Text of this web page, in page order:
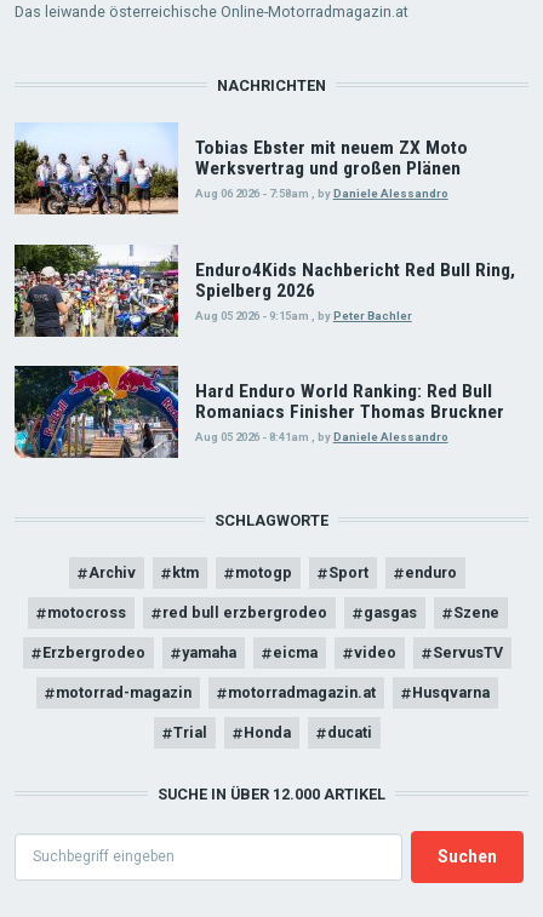
Das leiwande österreichische Online-Motorradmagazin.at
NACHRICHTEN
Tobias Ebster mit neuem ZX Moto
Werksvertrag und großen Plänen
Aug 06 2026 - 7:58am byDaniele Alessandro
Enduro4Kids Nachbericht Red Bull Ring,
Spielberg 2026
Aug 05 2026 - 9:15am byPeter Bachler
Hard Enduro World Ranking: Red Bull
Romaniacs Finisher Thomas Bruckner
Aug 05 2026 - 8:41am , by Daniele Alessandro
SCHLAGWORTE
Archiv ktm motogp Sport enduro
motocross red bull erzbergrodeo gasgas Szene
Erzbergrodeo yamaha eicma video ServusTV
motorrad-magazin motorradmagazin.at Husqvarna
Trial Honda ducati
SUCHE IN ÜBER 12.000 ARTIKEL